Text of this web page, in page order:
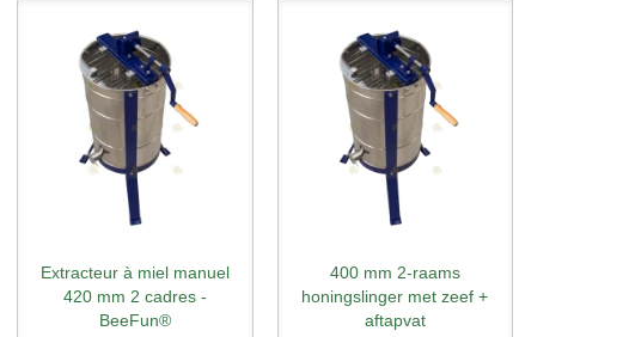
Aperçu rapide
Extracteur à miel manuel
420 mm 2 cadres -
BeeFun®
Aperçu rapide
400 mm 2-raams
honingslinger met zeef +
aftapvat